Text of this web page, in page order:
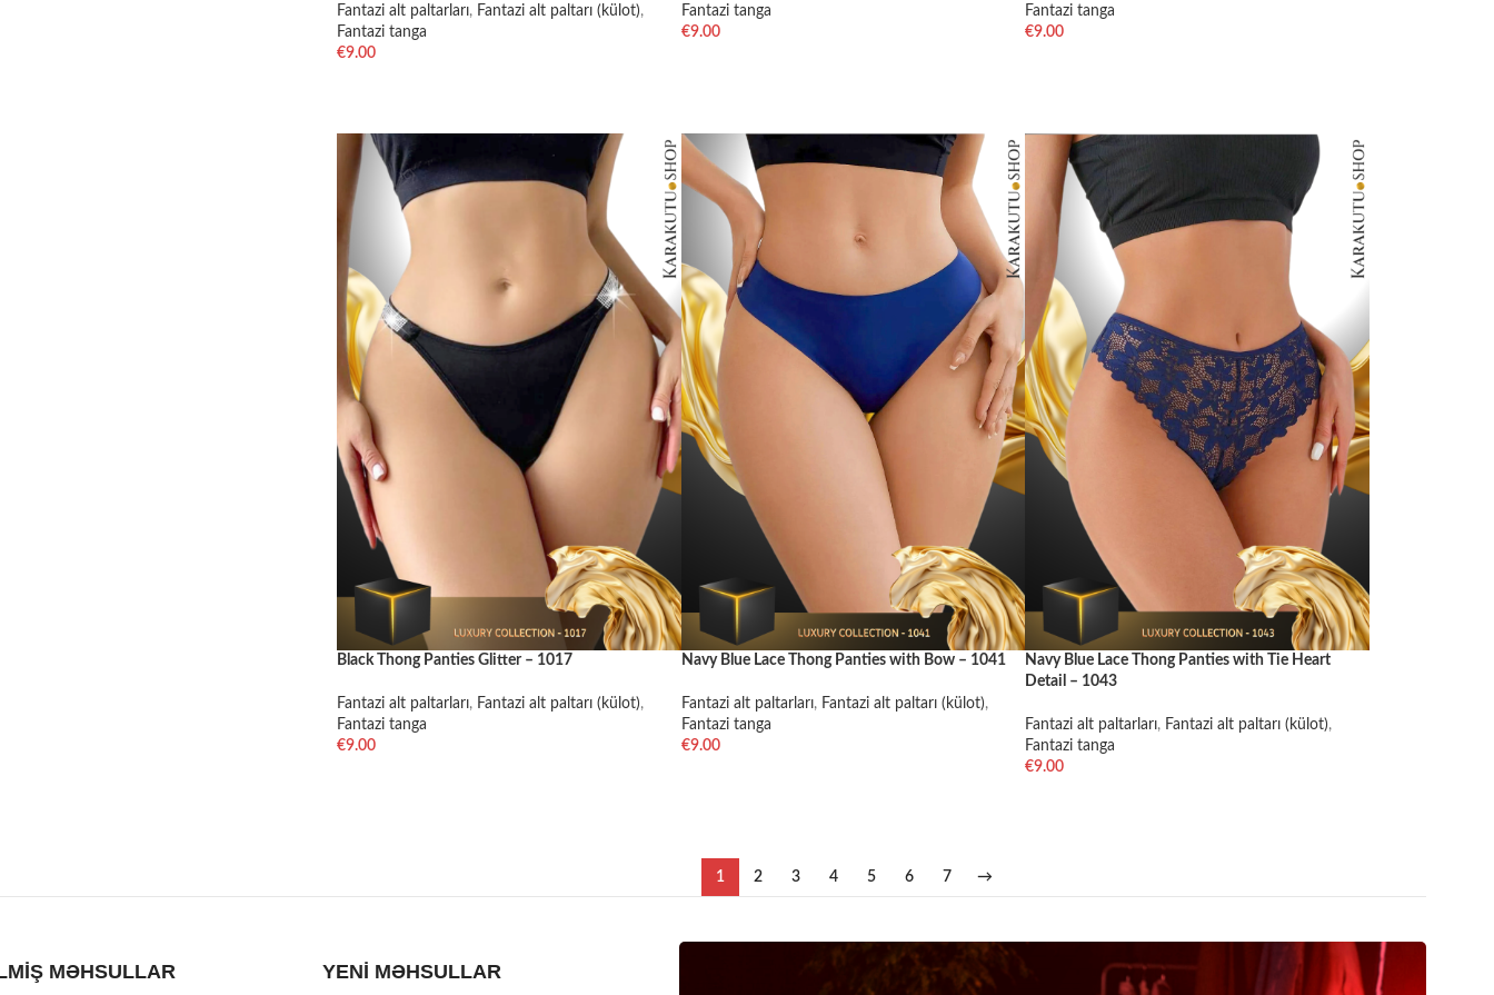
Fantazi alt paltarları, Fantazi alt paltarı (külot),
Fantazi tanga
€9.00
Fantazi tanga
€9.00
Fantazi tanga
€9.00
Black Thong Panties Glitter – 1017
Fantazi alt paltarları, Fantazi alt paltarı (külot),
Fantazi tanga
€9.00
Navy Blue Lace Thong Panties with Bow – 1041
Fantazi alt paltarları, Fantazi alt paltarı (külot),
Fantazi tanga
€9.00
Navy Blue Lace Thong Panties with Tie Heart
Detail – 1043
Fantazi alt paltarları, Fantazi alt paltarı (külot),
Fantazi tanga
€9.00
1 2 3 4 5 6 7 →
MƏHSULLAR YENİ MƏHSULLAR